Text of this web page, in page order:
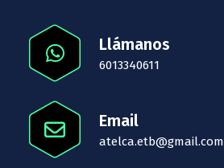
Llámanos
6013340611
Email
atelca.etb@gmail.com